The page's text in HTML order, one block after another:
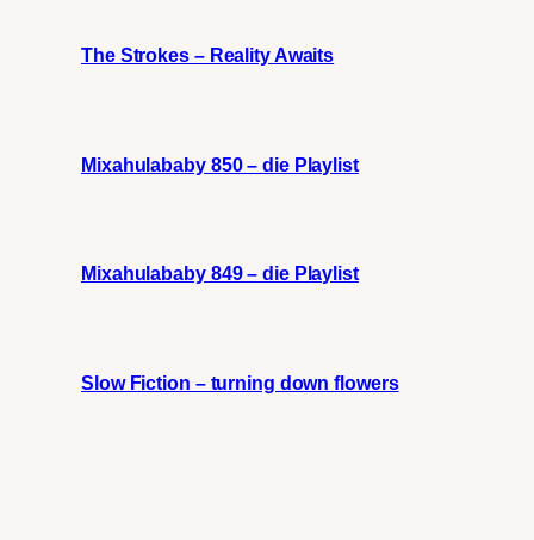
The Strokes – Reality Awaits
Mixahulababy 850 – die Playlist
Mixahulababy 849 – die Playlist
Slow Fiction – turning down flowers